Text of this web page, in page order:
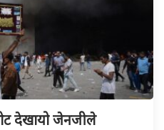
देखायो जेनजीले